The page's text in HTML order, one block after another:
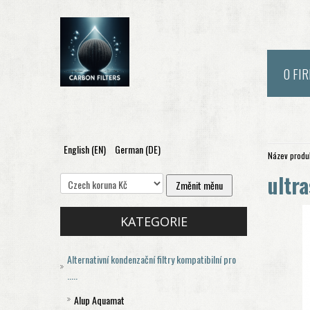
O
English (EN) German (DE)
KATEGORIE
Alternativní kondenzační filtry kompatibilní pro
.....
Alup Aquamat
Název